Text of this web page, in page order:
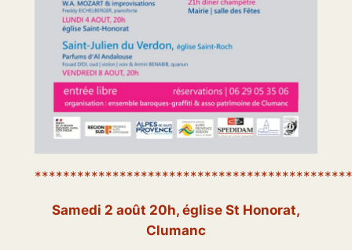
Samedi 2 août 20h, église St Honorat,
Clumanc